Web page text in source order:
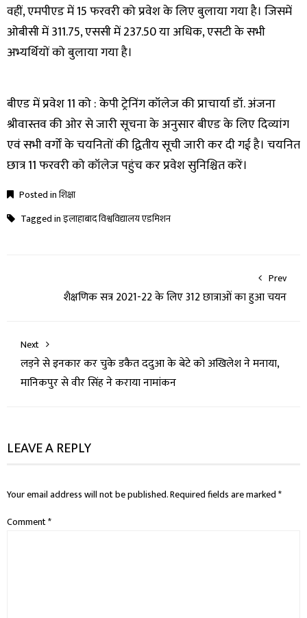
वहीं, एमपीएड में 15 फरवरी को प्रवेश के लिए बुलाया गया है। जिसमें
ओबीसी में 311.75, एससी में 237.50 या अधिक, एसटी के सभी
अभ्यर्थियों को बुलाया गया है।
बीएड में प्रवेश 11 को : केपी ट्रेनिंग कॉलेज की प्राचार्या डॉ. अंजना
श्रीवास्तव की ओर से जारी सूचना के अनुसार बीएड के लिए दिव्यांग
एवं सभी वर्गों के चयनितों की द्वितीय सूची जारी कर दी गई है। चयनित
छात्र 11 फरवरी को कॉलेज पहुंच कर प्रवेश सुनिश्चित करें।
Posted inशिक्षा
Tagged inइलाहाबाद विश्वविद्यालय एडमिशन
Prev
शैक्षणिक सत्र 2021-22 के लिए 312 छात्राओं का हुआ चयन
Next
लड़ने से इनकार कर चुके डकैत ददुआ के बेटे को अखिलेश ने मनाया,
मानिकपुर से वीर सिंह ने कराया नामांकन
LEAVE A REPLY
Your email address will not be published.Required fields are marked*
Comment*